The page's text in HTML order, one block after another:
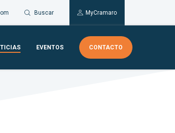
Buscar MyCramaro
EVENTOS CONTACTO